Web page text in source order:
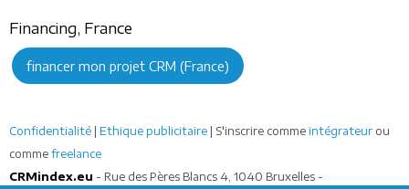
Financing, France
financer mon projet CRM (France)
Confidentialité | Ethique publicitaire | S'inscrire comme intégrateur ou
comme freelance
CRMindex.eu - Rue des Pères Blancs 4, 1040 Bruxelles -